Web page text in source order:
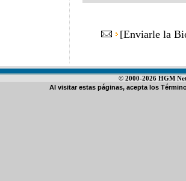
[Enviarle la
© 2000-2026 HGM
Al visitar estas páginas, acepta los